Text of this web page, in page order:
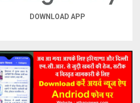
DOWNLOAD APP